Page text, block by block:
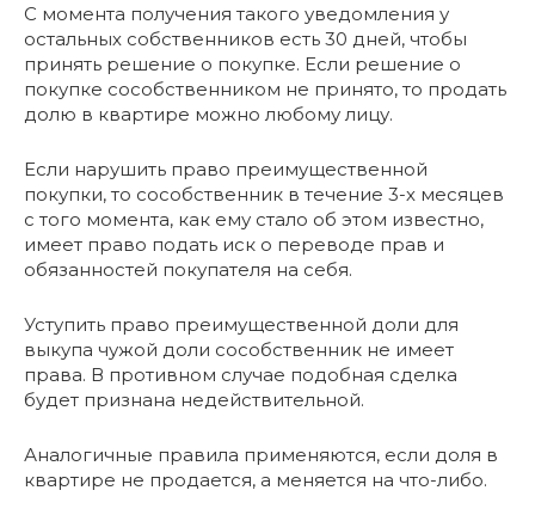
С момента получения такого уведомления у
остальных собственников есть 30 дней, чтобы
принять решение о покупке. Если решение о
покупке сособственником не принято, то продать
долю в квартире можно любому лицу.
Если нарушить право преимущественной
покупки, то сособственник в течение 3-х месяцев
с того момента, как ему стало об этом известно,
имеет право подать иск о переводе прав и
обязанностей покупателя на себя.
Уступить право преимущественной доли для
выкупа чужой доли сособственник не имеет
права. В противном случае подобная сделка
будет признана недействительной.
Аналогичные правила применяются, если доля в
квартире не продается, а меняется на что-либо.